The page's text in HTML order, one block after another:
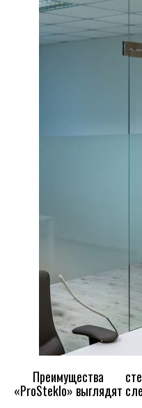
Преимущества
«ProSteklo» выглядят